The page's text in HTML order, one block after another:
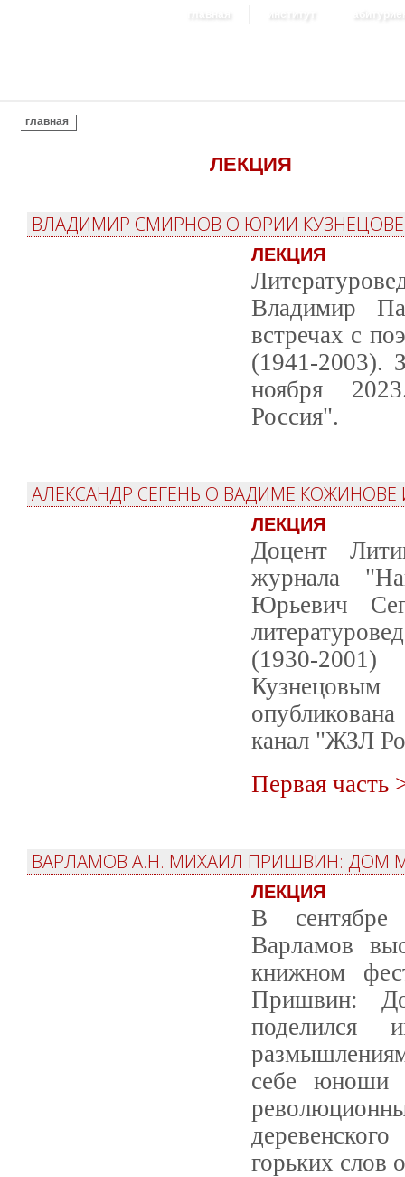
главная институт
ВЫ ЗДЕСЬ
главная
ЛЕКЦИЯ
ВЛАДИМИР СМИРНОВ О ЮРИИ КУЗНЕЦОВЕ
ЛЕКЦИЯ
Владимир
встречах с
(1941-2003).
ноября
Россия".
АЛЕКСАНДР СЕГЕНЬ О ВАДИМЕ
ЛЕКЦИЯ
Доцент
журнала
Юрьевич
(1930-
Кузнецовым
канал "ЖЗЛ
Первая часть
ВАРЛАМОВ А.Н. МИХАИЛ ПРИШВИН: ДОМ
ЛЕКЦИЯ
В сентябре
Варламов
книжном
Пришвин:
поделился
себе юноши
горьких слов